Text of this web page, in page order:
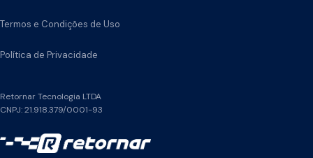
Termos e Condições de Uso
Política de Privacidade
Retornar Tecnologia LTDA
CNPJ: 21.918.379/0001-93